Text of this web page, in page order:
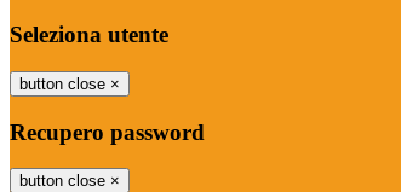
Seleziona utente
button close ×
Recupero password
button close ×